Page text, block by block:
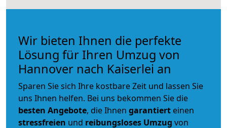
Wir bieten Ihnen die perfekte
Lösung für Ihren Umzug von
Hannover nach Kaiserlei an
Sparen Sie sich Ihre kostbare Zeit und lassen Sie
uns Ihnen helfen. Bei uns bekommen Sie die
besten Angebote, die Ihnen garantiert einen
stressfreien und reibungsloses Umzug von